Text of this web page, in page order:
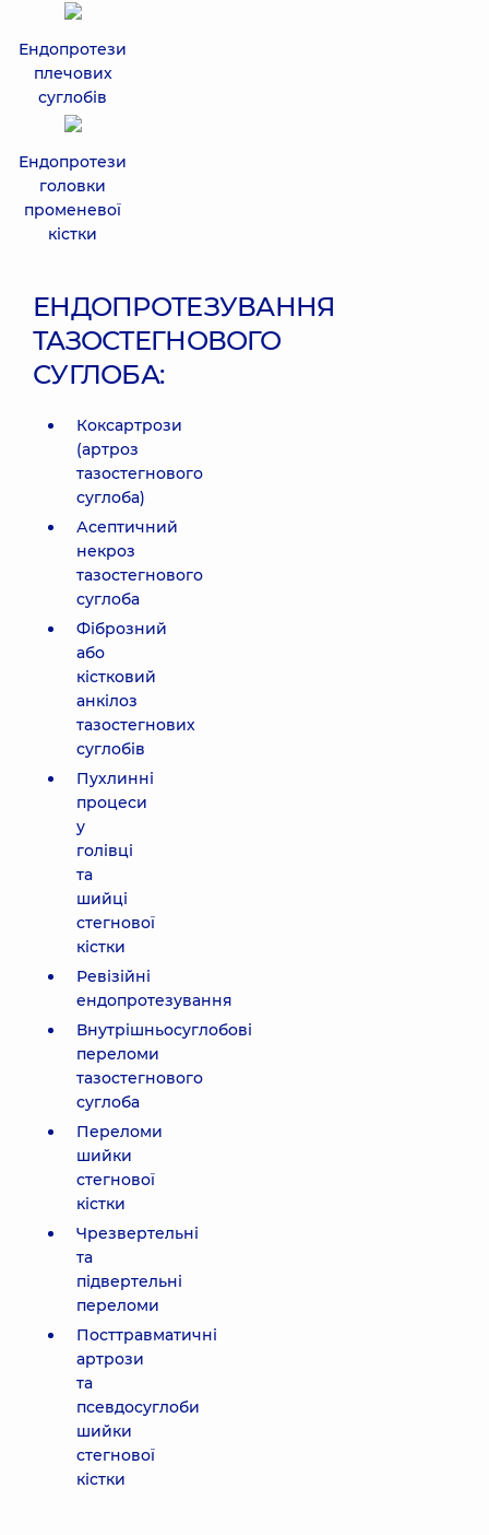
Ендопротези
плечових
суглобів
Ендопротези
головки
променевої
кістки
ЕНДОПРОТЕЗУВАННЯ
ТАЗОСТЕГНОВОГО
СУГЛОБА:
Коксартрози
(артроз
тазостегнового
суглоба)
Асептичний
некроз
тазостегнового
суглоба
Фіброзний
або
кістковий
анкілоз
тазостегнових
суглобів
Пухлинні
процеси
у
голівці
та
шийці
стегнової
кістки
Ревізійні
ендопротезування
Внутрішньосуглобові
переломи
тазостегнового
суглоба
Переломи
шийки
стегнової
кістки
Чрезвертельні
та
підвертельні
переломи
Посттравматичні
артрози
та
псевдосуглоби
шийки
стегнової
кістки